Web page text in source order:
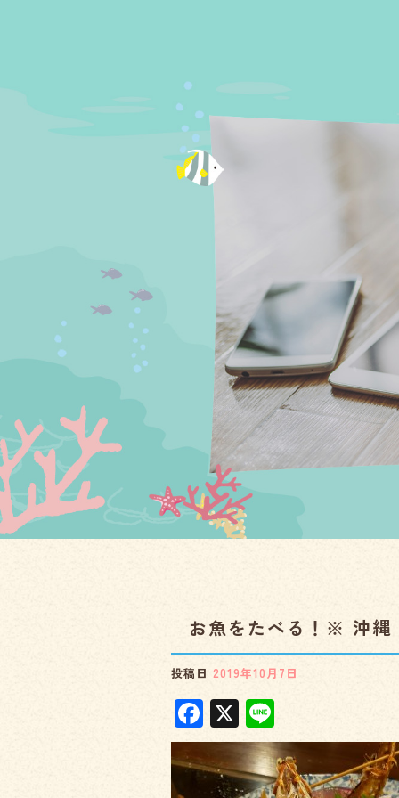
お魚をたべる！※ 沖縄
投稿日 2019年10月7日
F
a
c
X
n
e